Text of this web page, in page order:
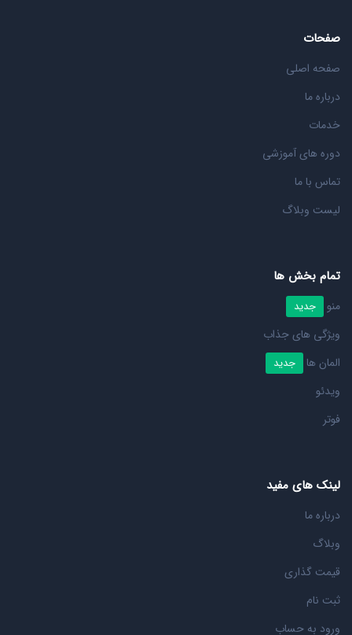
صفحات
صفحه اصلی
درباره ما
خدمات
دوره های آموزشی
تماس با ما
لیست وبلاگ
تمام بخش ها
منو جدید
ویژگی های جذاب
المان ها
جدید
ویدئو
فوتر
لینک های مفید
درباره ما
وبلاگ
قیمت گذاری
ثبت نام
ورود به حساب